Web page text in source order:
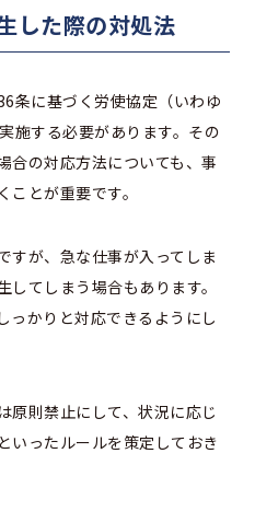
した際の対処法
条に基づく労使協定（いわゆ
施する必要があります。その
合の対応方法についても、事
とが重要です。
すが、急な仕事が入ってしま
てしまう場合もあります。
っかりと対応できるようにし
原則禁止にして、状況に応じ
いったルールを策定しておき